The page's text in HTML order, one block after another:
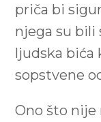
priča bi
njega su bili
ljudska bića
sopstvene
Ono što nije